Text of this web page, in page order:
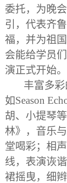
委托，为晚
引，代表齐
福，并为祖
会能给学员
演正式开始。
丰富多彩
如Season
胡、小提琴
林》，音乐
堂喝彩；相
线，表演诙
裙摇曳，细